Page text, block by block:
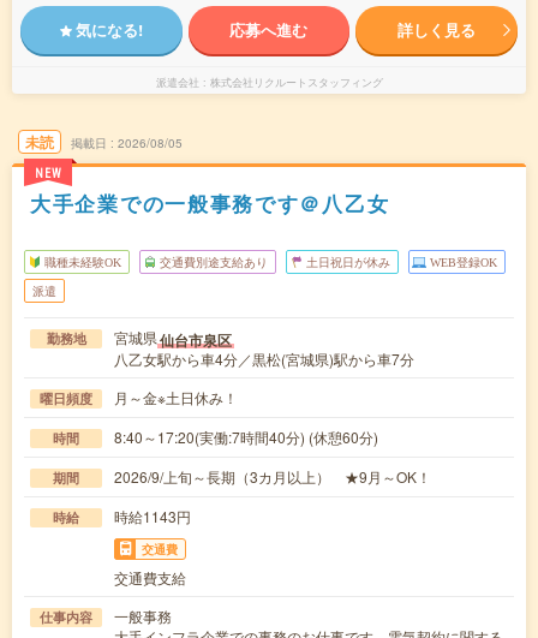
気になる! 応募へ進む 詳しく見る
派遣会社 株式会社リクルートスタッフィング
未読
NEW
掲載日 2026/08/05
大手企業での一般事務です＠八乙女
職種未経験OK 交通費別途支給あり 土日祝日が休み WEB登録OK
派遣
勤務地 宮城県仙台市泉区
八乙女駅から車4分／黒松(宮城県)駅から車7分
曜日頻度 月～金※土日休み！
時間 8:40～17:20(実働:7時間40分) (休憩60分)
期間 2026/9/上旬～長期（3カ月以上） ★9月～OK！
時給 時給1143円
交通費
交通費支給
仕事内容
一般事務